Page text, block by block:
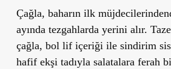
Çağla, baharın ilk
ayında tezgahlarda yerini alır.
çağla, bol lif içeriği ile sindirim
hafif ekşi tadıyla salatalara ferah